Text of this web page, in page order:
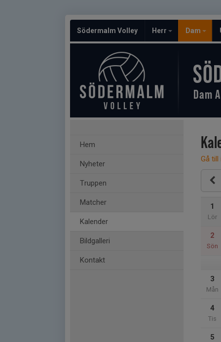
Södermalm Volley Herr Dam
Dam A
Hem
Nyheter
Truppen
Matcher
Kalender
Bildgalleri
Kontakt
Gå till
1
Lör
2
Sön
3
Mån
4
Tis
5